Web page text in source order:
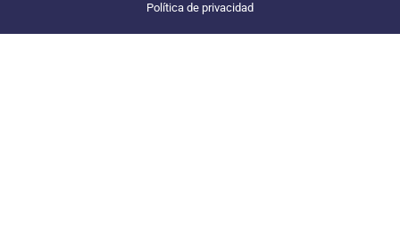
Política de privacidad